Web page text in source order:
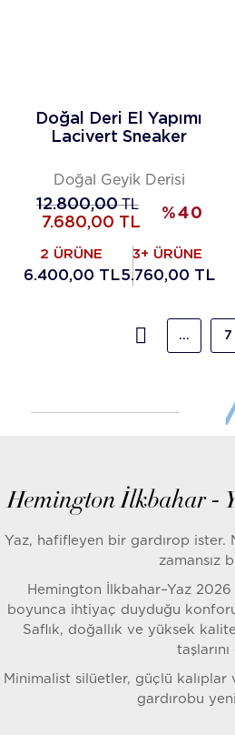
Doğal Deri El Yapımı
Lacivert Sneaker
Doğal Geyik Derisi
12.800,00TL
7.680,00 TL
%40
2 ÜRÜNE
6.400,00 TL
3+ ÜRÜNE
5.760,00 TL
… 7
Hemington İlkbahar -
Yaz, hafifleyen bir gardırop
zamansız
Hemington İlkbahar–Yaz
boyunca ihtiyaç duyduğu
Saflık, doğallık ve yüksek
Minimalist silüetler, güçlü kalıplar
gardırobu